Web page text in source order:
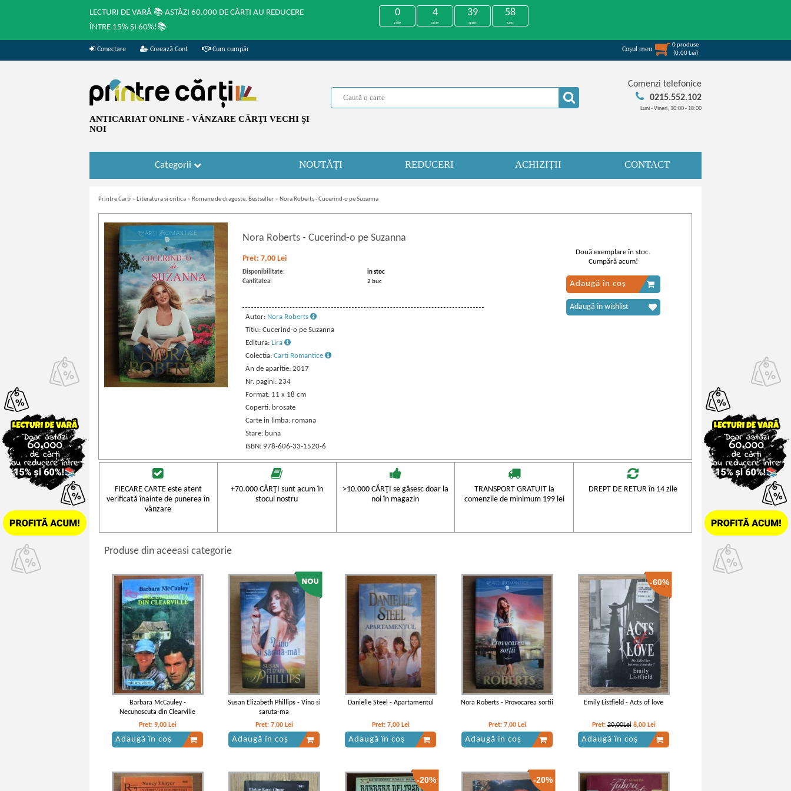
LECTURI DE VARĂ 📚 ASTĂZI 60.000 DE CĂRȚI AU REDUCERE
ÎNTRE 15% ȘI 60%!📚
0
zile
4
ore
39
min
58
sec
Conectare Creează Cont Cum cumpăr Coşul meu
0produse
(0,00 Lei)
ANTICARIAT ONLINE - VÂNZARE CĂRŢI VECHI ŞI
NOI
Comenzi telefonice
0215.552.102
Luni - Vineri, 10:00 - 18:00
Categorii NOUTĂȚI REDUCERI ACHIZIȚII CONTACT
Printre Carti » Literatura si critica » Romane de dragoste. Bestseller » Nora Roberts - Cucerind-o pe Suzanna
Nora Roberts - Cucerind-o pe Suzanna
Pret: 7,00 Lei
Disponibilitate:
in stoc
Cantitatea:
2 buc
Autor: Nora Roberts
Titlu: Cucerind-o pe Suzanna
Editura: Lira
Colectia: Carti Romantice
An de aparitie: 2017
Nr. pagini: 234
Format: 11 x 18 cm
Coperti: brosate
Carte in limba: romana
Stare: buna
ISBN: 978-606-33-1520-6
Două exemplare în stoc.
Cumpără acum!
Adaugă în coș
Adaugă în wishlist
FIECARE CARTE este atent
verificată înainte de punerea în
vânzare
+70.000 CĂRŢI sunt acum în
stocul nostru
>10.000 CĂRŢI se găsesc doar la
noi în magazin
TRANSPORT GRATUIT la
comenzile de minimum 199 lei
DREPT DE RETUR în 14 zile
Produse din aceeasi categorie
Barbara McCauley -
Necunoscuta din Clearville
Pret: 9,00 Lei
Adaugă în coș
Susan Elizabeth Phillips - Vino si
saruta-ma
Pret: 7,00 Lei
Adaugă în coș
Danielle Steel - Apartamentul
Pret: 7,00 Lei
Adaugă în coș
Nora Roberts - Provocarea sortii
Pret: 7,00 Lei
Adaugă în coș
-60%
Emily Listfield - Acts of love
Pret:20,00Lei 8,00 Lei
Adaugă în coș
-20% -20%